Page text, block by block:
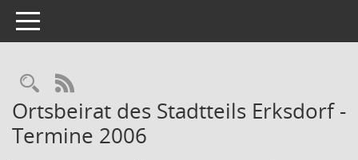
Toggle navigation
Rechercheauswahl
RSS-Feed
Ortsbeirat des Stadtteils Erksdorf -
Termine 2006